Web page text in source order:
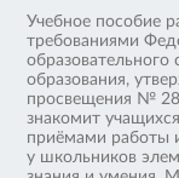
Учебное пособие
требованиями
образовательного
образования,
просвещения №
знакомит
приёмами работы
у школьников